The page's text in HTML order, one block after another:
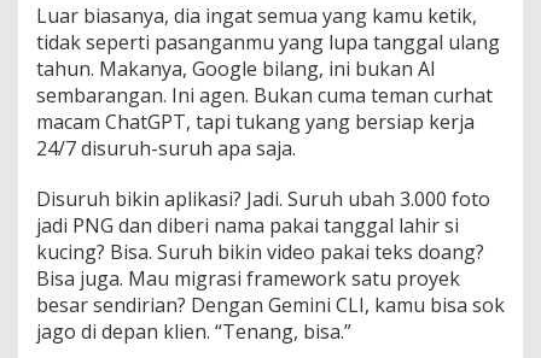
Luar biasanya, dia ingat semua yang kamu ketik,
tidak seperti pasanganmu yang lupa tanggal ulang
tahun. Makanya, Google bilang, ini bukan AI
sembarangan. Ini agen. Bukan cuma teman curhat
macam ChatGPT, tapi tukang yang bersiap kerja
24/7 disuruh-suruh apa saja.
Disuruh bikin aplikasi? Jadi. Suruh ubah 3.000 foto
jadi PNG dan diberi nama pakai tanggal lahir si
kucing? Bisa. Suruh bikin video pakai teks doang?
Bisa juga. Mau migrasi framework satu proyek
besar sendirian? Dengan Gemini CLI, kamu bisa sok
jago di depan klien. “Tenang, bisa.”